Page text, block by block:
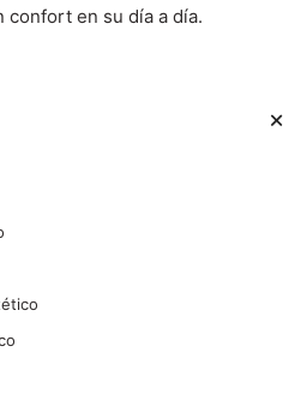
confort en su día a día.